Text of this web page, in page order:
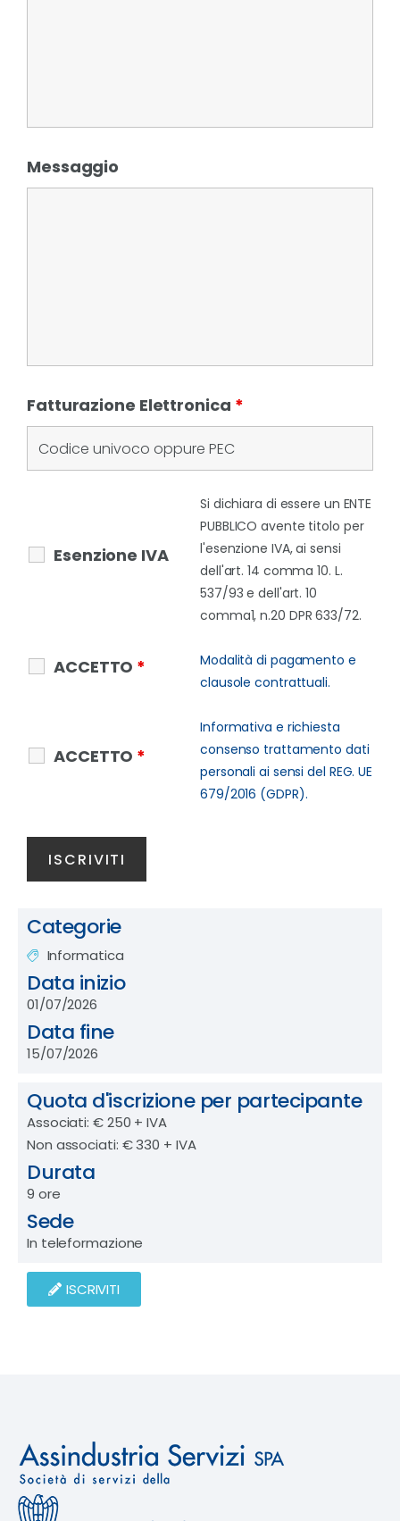
Messaggio
Fatturazione Elettronica *
Esenzione IVA
Si dichiara di essere un ENTE
PUBBLICO avente titolo per
l'esenzione IVA, ai sensi
dell'art. 14 comma 10. L.
537/93 e dell'art. 10
comma1, n.20 DPR 633/72.
ACCETTO *
Modalità di pagamento e
clausole contrattuali.
ACCETTO *
Informativa e richiesta
consenso trattamento dati
personali ai sensi del REG. UE
679/2016 (GDPR).
Categorie
Informatica
Data inizio
01/07/2026
Data fine
15/07/2026
Quota d'iscrizione per partecipante
Associati: € 250 + IVA
Non associati: € 330 + IVA
Durata
9 ore
Sede
In teleformazione
ISCRIVITI